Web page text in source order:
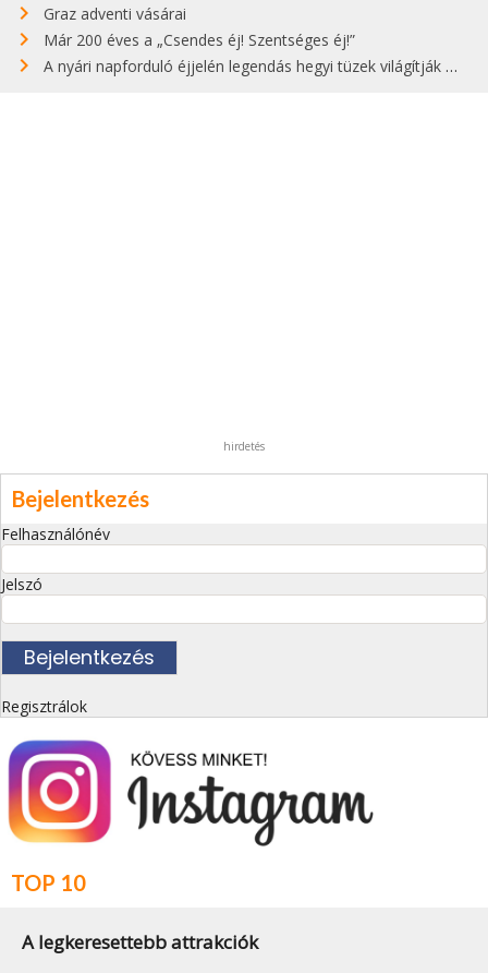
Graz adventi vásárai
Már 200 éves a „Csendes éj! Szentséges éj!”
A nyári napforduló éjjelén legendás hegyi tüzek világítják meg Zugspitzét
hirdetés
Bejelentkezés
Felhasználónév
Jelszó
Regisztrálok
TOP 10
A legkeresettebb attrakciók